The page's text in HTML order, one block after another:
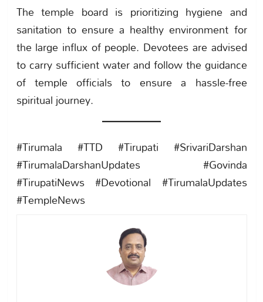
The temple board is prioritizing hygiene and
sanitation to ensure a healthy environment for
the large influx of people. Devotees are advised
to carry sufficient water and follow the guidance
of temple officials to ensure a hassle-free
spiritual journey.
#Tirumala #TTD #Tirupati #SrivariDarshan
#TirumalaDarshanUpdates #Govinda
#TirupatiNews #Devotional #TirumalaUpdates
#TempleNews